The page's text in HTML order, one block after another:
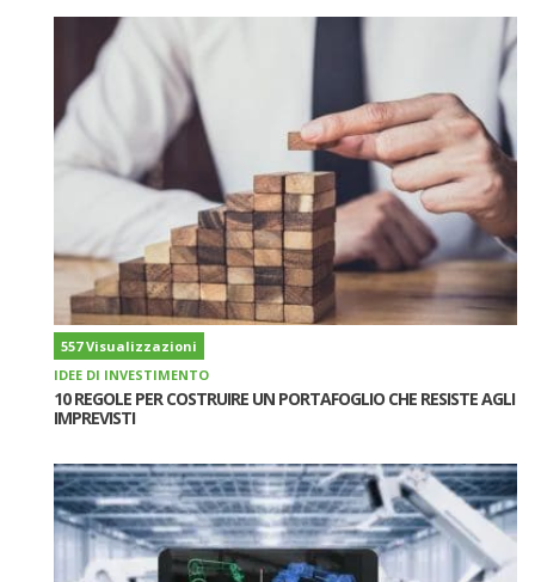
557 Visualizzazioni
IDEE DI INVESTIMENTO
10 REGOLE PER COSTRUIRE UN PORTAFOGLIO CHE RESISTE AGLI
IMPREVISTI